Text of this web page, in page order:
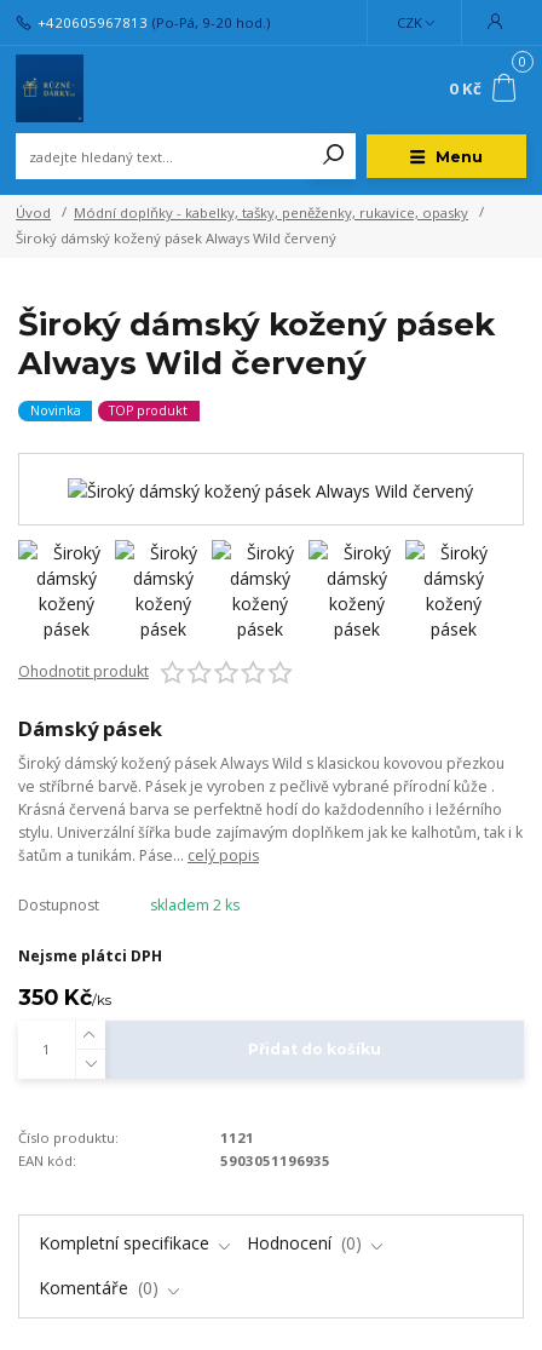
Menu
CZK
+420605967813 (Po-Pá, 9-20 hod.)
0
0 Kč
Úvod
Módní doplňky - kabelky, tašky, peněženky, rukavice, opasky
Široký dámský kožený pásek Always Wild červený
Široký dámský kožený pásek
Always Wild červený
Novinka TOP produkt
Ohodnotit produkt
Dámský pásek
Široký dámský kožený pásek Always Wild s klasickou kovovou přezkou
ve stříbrné barvě. Pásek je vyroben z pečlivě vybrané přírodní kůže .
Krásná červená barva se perfektně hodí do každodenního i ležérního
stylu. Univerzální šířka bude zajímavým doplňkem jak ke kalhotům, tak i k
šatům a tunikám. Páse... celý popis
Dostupnost skladem 2 ks
Nejsme plátci DPH
350 Kč/ks
Přidat do košíku
Číslo produktu:
1121
EAN kód:
5903051196935
Kompletní specifikace Hodnocení
0
Komentáře
0